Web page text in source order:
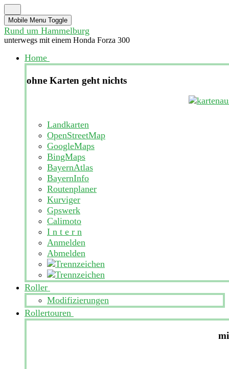
Mobile Menu Toggle
Rund um Hammelburg
unterwegs mit einem Honda Forza 300
Home
ohne Karten geht nichts
Landkarten
OpenStreetMap
GoogleMaps
BingMaps
BayernAtlas
BayernInfo
Routenplaner
Kurviger
Gpswerk
Calimoto
I n t e r n
Anmelden
Abmelden
Roller
Modifizierungen
Rollertouren